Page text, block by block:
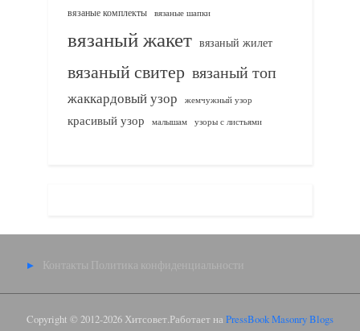
вязаные комплекты
вязаные шапки
вязаный жакет вязаный жилет
вязаный свитер вязаный топ
жаккардовый узор жемчужный узор
красивый узор малышам узоры с листьями
Контакты Политика конфиденциальности
Copyright © 2012-2026 Хитсовет. Работает на PressBook Masonry Blogs